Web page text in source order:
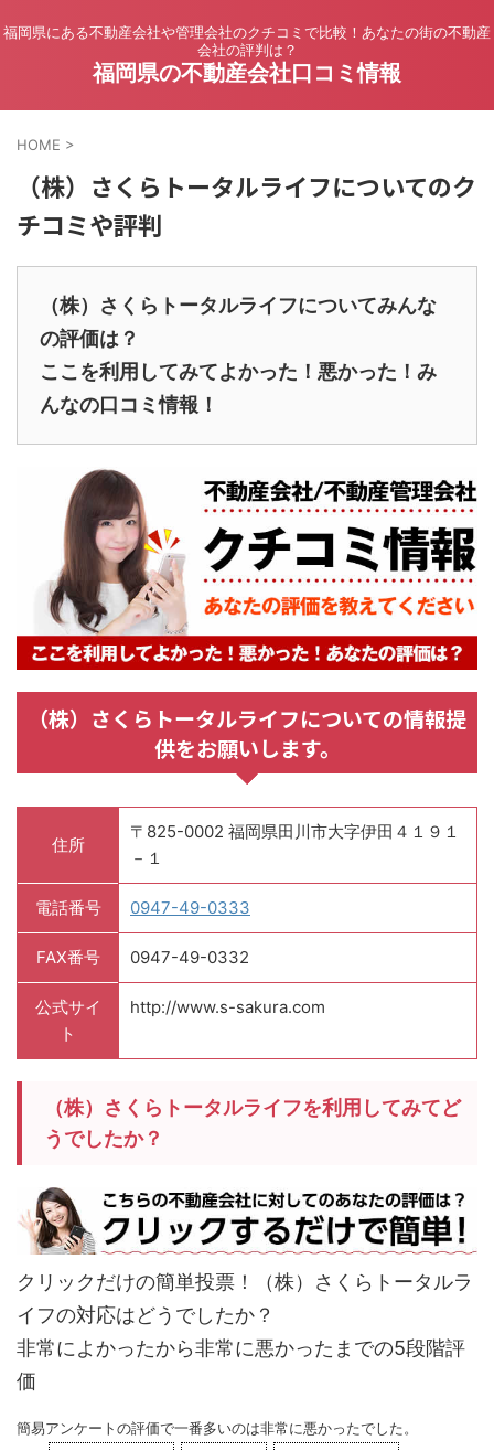
福岡県にある不動産会社や管理会社のクチコミで比較！あなたの街の不動産
会社の評判は？
福岡県の不動産会社口コミ情報
HOME >
（株）さくらトータルライフについてのク
チコミや評判
（株）さくらトータルライフについてみんな
の評価は？
ここを利用してみてよかった！悪かった！み
んなの口コミ情報！
（株）さくらトータルライフについての情報提
供をお願いします。
住所
〒825-0002 福岡県田川市大字伊田４１９１
－１
電話番号 0947-49-0333
FAX番号 0947-49-0332
公式サイ
ト
http://www.s-sakura.com
（株）さくらトータルライフを利用してみてど
うでしたか？
クリックだけの簡単投票！（株）さくらトータルラ
イフの対応はどうでしたか？
非常によかったから非常に悪かったまでの5段階評
価
簡易アンケートの評価で一番多いのは非常に悪かったでした。